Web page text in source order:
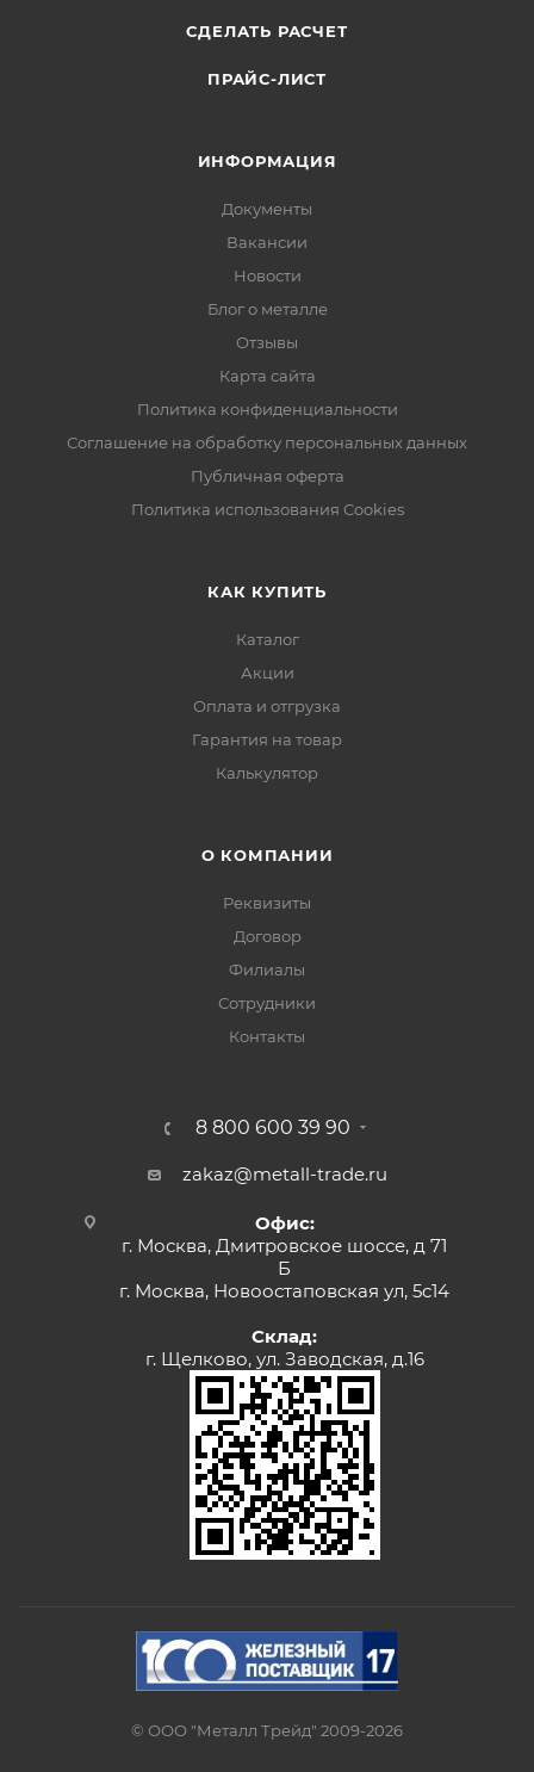
СДЕЛАТЬ РАСЧЕТ
ПРАЙС-ЛИСТ
ИНФОРМАЦИЯ
Документы
Вакансии
Новости
Блог о металле
Отзывы
Карта сайта
Политика конфиденциальности
Соглашение на обработку персональных данных
Публичная оферта
Политика использования Cookies
КАК КУПИТЬ
Каталог
Акции
Оплата и отгрузка
Гарантия на товар
Калькулятор
О КОМПАНИИ
Реквизиты
Договор
Филиалы
Сотрудники
Контакты
8 800 600 39 90
zakaz@metall-trade.ru
Офис:
г. Москва, Дмитровское шоссе, д 71
Б
г. Москва, Новоостаповская ул, 5с14
Склад:
г. Щелково, ул. Заводская, д.16
© ООО "Металл Трейд" 2009-2026